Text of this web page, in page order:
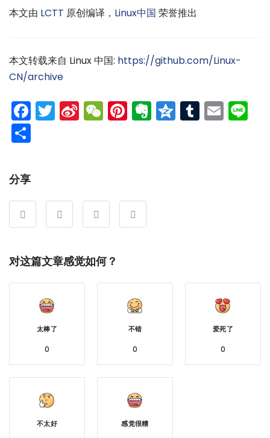
本文由 LCTT 原创编译， Linux中国 荣誉推出
本文转载来自 Linux 中国: https://github.com/Linux-
CN/archive
Facebook
Twitter
SinaWeChat
Pinterest
Evernote
Qzone
Tumblr
分享
对这篇文章感觉如何？
太棒了
0
不错
0
爱死了
0
不太好 感觉很糟